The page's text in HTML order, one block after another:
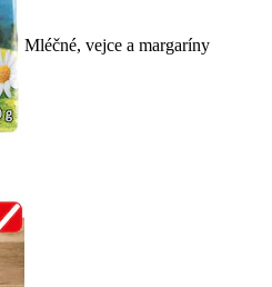
Mléčné, vejce a margaríny